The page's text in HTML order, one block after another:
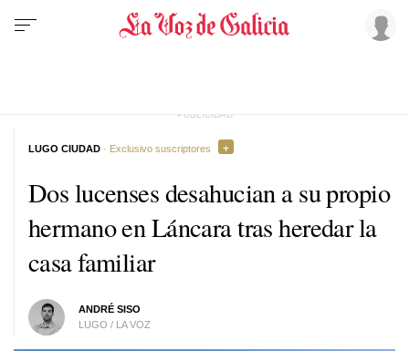
Dos lucenses desahucian a su propio
hermano en Láncara tras heredar la
casa familiar
ANDRÉ SISO
LUGO / LA VOZ
LUGO CIUDAD · Exclusivo suscriptores